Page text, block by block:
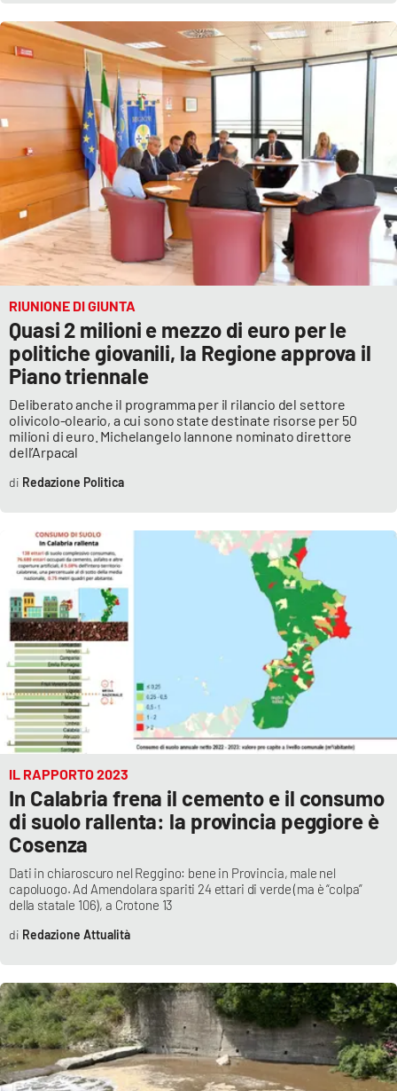
RIUNIONE DI GIUNTA
Quasi 2 milioni e mezzo di euro per le
politiche giovanili, la Regione approva il
Piano triennale
Deliberato anche il programma per il rilancio del settore
olivicolo-oleario, a cui sono state destinate risorse per 50
milioni di euro. Michelangelo Iannone nominato direttore
dell’Arpacal
Redazione Politica
IL RAPPORTO 2023
In Calabria frena il cemento e il consumo
di suolo rallenta: la provincia peggiore è
Cosenza
Dati in chiaroscuro nel Reggino: bene in Provincia, male nel
capoluogo. Ad Amendolara spariti 24 ettari di verde (ma è “colpa”
della statale 106), a Crotone 13
Redazione Attualità